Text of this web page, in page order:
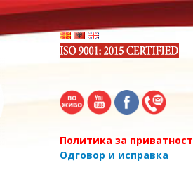
Политика за приватност
Одговор и исправка